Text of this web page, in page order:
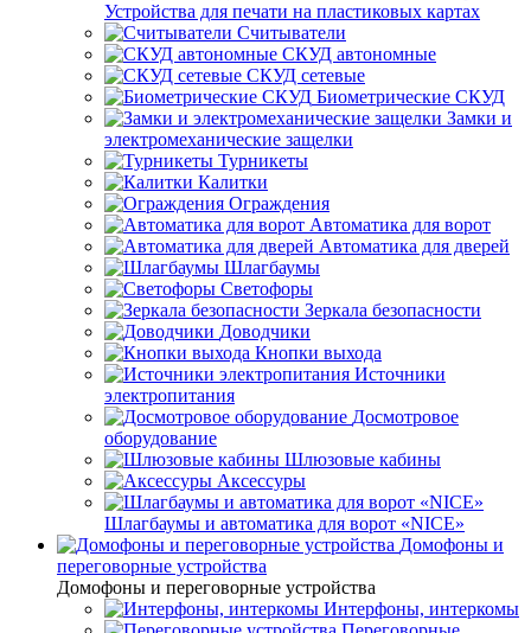
Устройства для печати на пластиковых картах
Считыватели
СКУД автономные
СКУД сетевые
Биометрические СКУД
Замки и
электромеханические защелки
Турникеты
Калитки
Ограждения
Автоматика для ворот
Автоматика для дверей
Шлагбаумы
Светофоры
Зеркала безопасности
Доводчики
Кнопки выхода
Источники
электропитания
Досмотровое
оборудование
Шлюзовые кабины
Аксессуры
Шлагбаумы и автоматика для ворот «NICE»
Домофоны и
переговорные устройства
Домофоны и переговорные устройства
Интерфоны, интеркомы